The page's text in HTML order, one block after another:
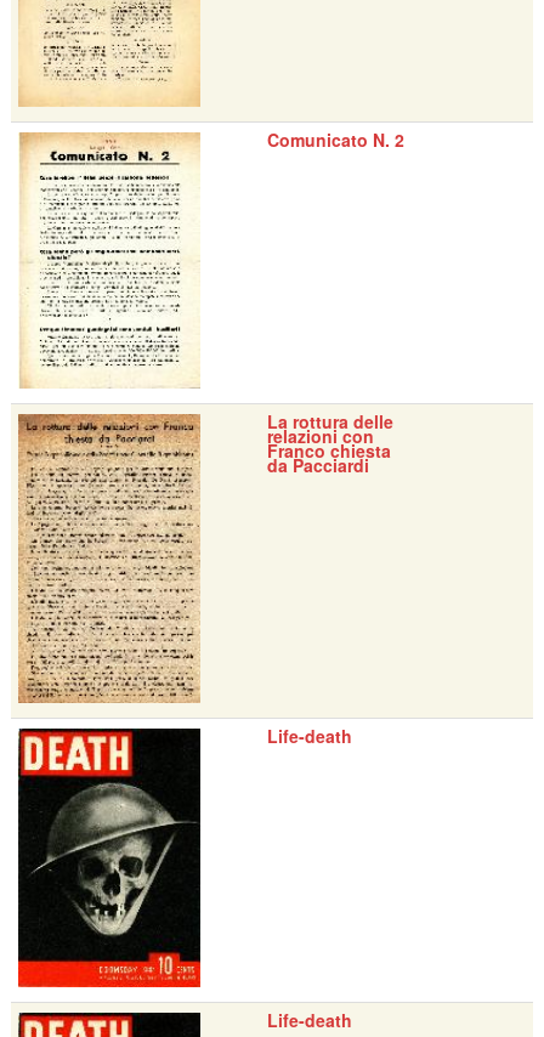
Comunicato N. 2
La rottura delle
relazioni con
Franco chiesta
da Pacciardi
Life-death
Life-death